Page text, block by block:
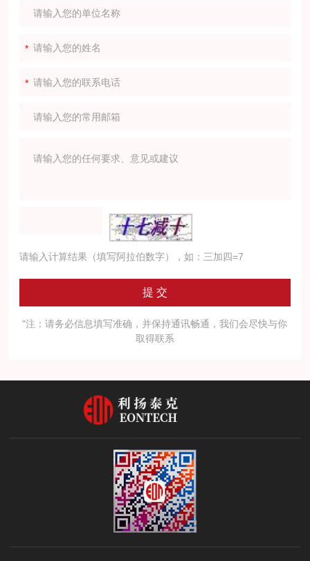
请输入计算结果（填写阿拉伯数字），如：三加四=7
"注：请务必信息填写准确，并保持通讯畅通，我们会尽快与你
取得联系